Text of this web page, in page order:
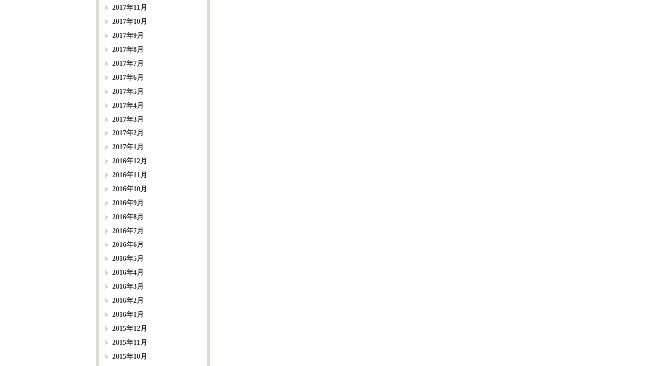
2017年11月
2017年10月
2017年9月
2017年8月
2017年7月
2017年6月
2017年5月
2017年4月
2017年3月
2017年2月
2017年1月
2016年12月
2016年11月
2016年10月
2016年9月
2016年8月
2016年7月
2016年6月
2016年5月
2016年4月
2016年3月
2016年2月
2016年1月
2015年12月
2015年11月
2015年10月